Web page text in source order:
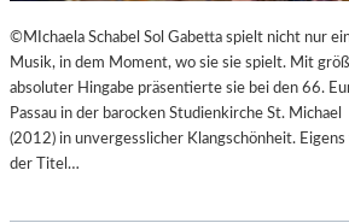
©MIchaela Schabel Sol Gabetta spielt nicht nur
Musik, in dem Moment, wo sie sie spielt. Mit
absoluter Hingabe präsentierte sie bei den 66.
Passau in der barocken Studienkirche St. Michael
(2012) in unvergesslicher Klangschönheit.
der Titel…